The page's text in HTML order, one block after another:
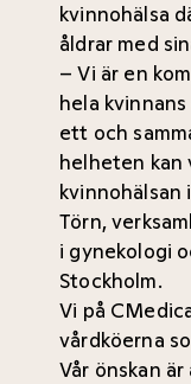
kvinnohälsa
åldrar med
– Vi är en
hela
ett och
helheten
kvinnohälsan
Törn,
i gynekologi
Stockholm.
Vi på
vårdköerna
Vår önskan